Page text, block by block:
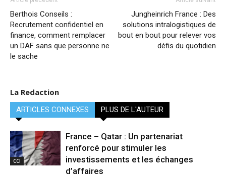
Berthois Conseils :
Recrutement confidentiel en
finance, comment remplacer
un DAF sans que personne ne
le sache
Jungheinrich France : Des
solutions intralogistiques de
bout en bout pour relever vos
défis du quotidien
La Redaction
ARTICLES CONNEXES PLUS DE L'AUTEUR
CCI
France – Qatar : Un partenariat
renforcé pour stimuler les
investissements et les échanges
d’affaires